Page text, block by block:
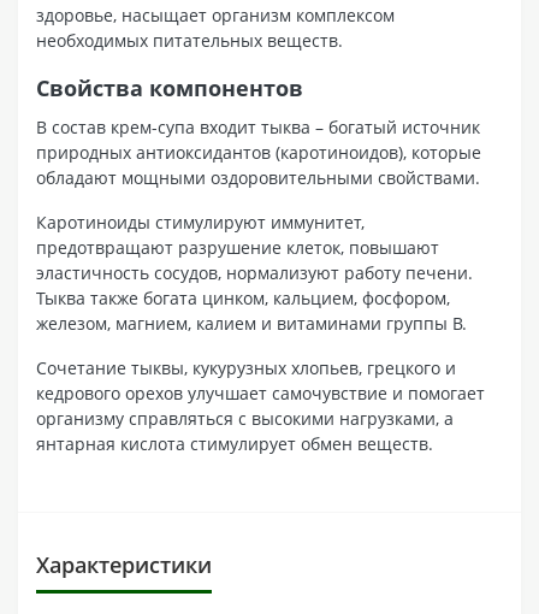
здоровье, насыщает организм комплексом
необходимых питательных веществ.
Свойства компонентов
В состав крем-супа входит тыква – богатый источник
природных антиоксидантов (каротиноидов), которые
обладают мощными оздоровительными свойствами.
Каротиноиды стимулируют иммунитет,
предотвращают разрушение клеток, повышают
эластичность сосудов, нормализуют работу печени.
Тыква также богата цинком, кальцием, фосфором,
железом, магнием, калием и витаминами группы В.
Сочетание тыквы, кукурузных хлопьев, грецкого и
кедрового орехов улучшает самочувствие и помогает
организму справляться с высокими нагрузками, а
янтарная кислота стимулирует обмен веществ.
Характеристики